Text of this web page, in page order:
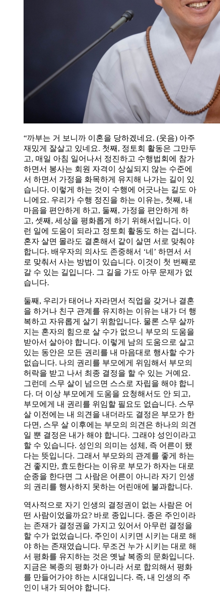
“까부는 거 보니까 이혼을 당하겠네요. (웃음) 아주
재밌게 잘살고 있네요. 첫째, 정토회 활동은 그만두
고, 매일 아침 일어나서 정진하고 수행법회에 참가
하면서 봉사는 회원 자격이 상실되지 않는 수준에
서 하면서 가정을 화목하게 유지해 나가는 길이 있
습니다. 이렇게 하는 것이 수행에 어긋나는 길도 아
니에요. 우리가 수행 정진을 하는 이유는, 첫째, 내
마음을 편안하게 하고, 둘째, 가정을 편안하게 하
고, 셋째, 세상을 평화롭게 하기 위해서입니다. 이
런 일에 도움이 되라고 정토회 활동도 하는 겁니다.
혼자 살면 몰라도 결혼해서 같이 살면 서로 맞춰야
합니다. 배우자의 의사도 존중해서 ‘네’ 하면서 서
로 맞춰서 사는 방법이 있습니다. 이것이 첫 번째로
갈 수 있는 길입니다. 그 길을 가도 아무 문제가 없
습니다.
둘째, 우리가 태어나 자라면서 직업을 갖거나 결혼
을 하거나 친구 관계를 유지하는 이유는 내가 더 행
복하고 자유롭게 살기 위함입니다. 물론 스무 살까
지는 혼자의 힘으로 살 수가 없으니 부모의 도움을
받아서 살아야 합니다. 이렇게 남의 도움으로 살고
있는 동안은 모든 권리를 내 마음대로 행사할 수가
없습니다. 나의 권리를 부모에게 위임해서 부모의
허락을 받고 나서 최종 결정을 할 수 있는 거예요.
그런데 스무 살이 넘으면 스스로 자립을 해야 합니
다. 더 이상 부모에게 도움을 요청해서도 안 되고,
부모에게 내 권리를 위임할 필요도 없습니다. 스무
살 이전에는 내 의견을 내더라도 결정은 부모가 한
다면, 스무 살 이후에는 부모의 의견은 하나의 의견
일 뿐 결정은 내가 해야 합니다. 그래야 성인이라고
할 수 있습니다. 성인의 의미는 성체, 즉 어른이 됐
다는 뜻입니다. 그래서 부모와의 관계를 좋게 하는
건 좋지만, 효도한다는 이유로 부모가 하자는 대로
순종을 한다면 그 사람은 어른이 아니라 자기 인생
의 권리를 행사하지 못하는 어린애에 불과합니다.
역사적으로 자기 인생의 결정권이 없는 사람은 어
떤 사람이었을까요? 바로 종입니다. 종은 주인이라
는 존재가 결정권을 가지고 있어서 아무런 결정을
할 수가 없었습니다. 주인이 시키면 시키는 대로 해
야 하는 존재였습니다. 무조건 누가 시키는 대로 해
서 평화를 유지하는 것은 옛날 복종의 문화입니다.
지금은 복종의 평화가 아니라 서로 합의해서 평화
를 만들어가야 하는 시대입니다. 즉, 내 인생의 주
인이 내가 되어야 합니다.